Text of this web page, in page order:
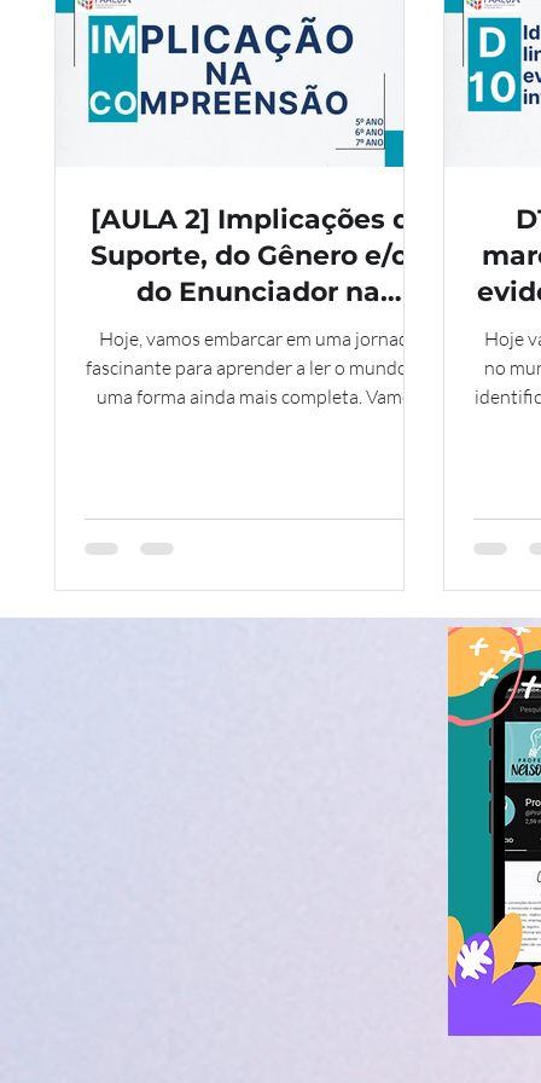
[AULA 2] Implicações do
Suporte, do Gênero e/ou
do Enunciador na
Compreensão do Texto -
5 ano
Hoje, vamos embarcar em uma jornada
fascinante para aprender a ler o mundo de
uma forma ainda mais completa. Vamos
objetivo principal de diferentes tipos de
Hoje
no
falando
um